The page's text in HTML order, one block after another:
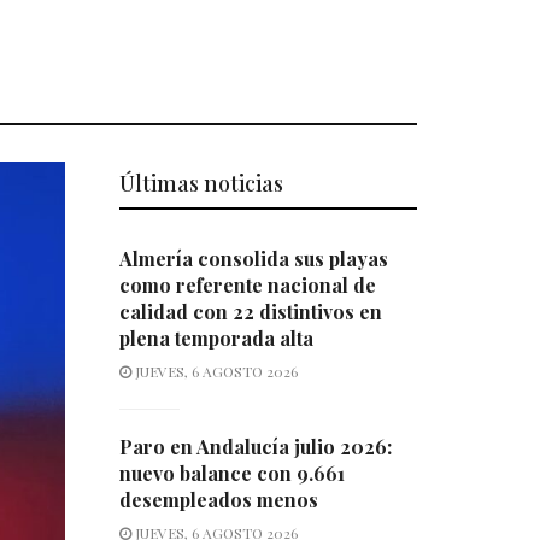
Últimas noticias
Almería consolida sus playas
como referente nacional de
calidad con 22 distintivos en
plena temporada alta
JUEVES, 6 AGOSTO 2026
Paro en Andalucía julio 2026:
nuevo balance con 9.661
desempleados menos
JUEVES, 6 AGOSTO 2026